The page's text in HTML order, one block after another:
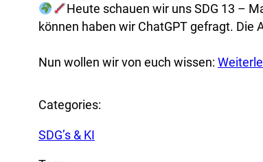
Heute schauen wir uns SDG 13 –
können haben wir ChatGPT gefragt.
Nun wollen wir von euch wissen:
Categories:
SDG’s & KI